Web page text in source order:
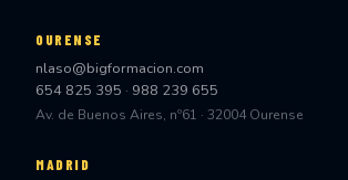
OURENSE
nlaso@bigformacion.com
654 825 395 · 988 239 655
Av. de Buenos Aires, nº61 · 32004 Ourense
MADRID